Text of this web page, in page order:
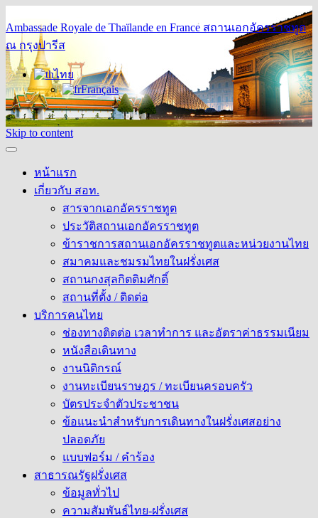
Ambassade Royale de Thaïlande en France สถานเอกอัครราชทูต
ณ กรุงปารีส
ไทย
Français
Skip to content
หน้าแรก
เกี่ยวกับ สอท.
สารจากเอกอัครราชทูต
ประวัติสถานเอกอัครราชทูต
ข้าราชการสถานเอกอัครราชทูตและหน่วยงานไทย
สมาคมและชมรมไทยในฝรั่งเศส
สถานกงสุลกิตติมศักดิ์
สถานที่ตั้ง / ติดต่อ
บริการคนไทย
ช่องทางติดต่อ เวลาทำการ และอัตราค่าธรรมเนียม
หนังสือเดินทาง
งานนิติกรณ์
งานทะเบียนราษฎร / ทะเบียนครอบครัว
บัตรประจำตัวประชาชน
ข้อแนะนำสำหรับการเดินทางในฝรั่งเศสอย่าง
ปลอดภัย
แบบฟอร์ม / คำร้อง
สาธารณรัฐฝรั่งเศส
ข้อมูลทั่วไป
ความสัมพันธ์ไทย-ฝรั่งเศส